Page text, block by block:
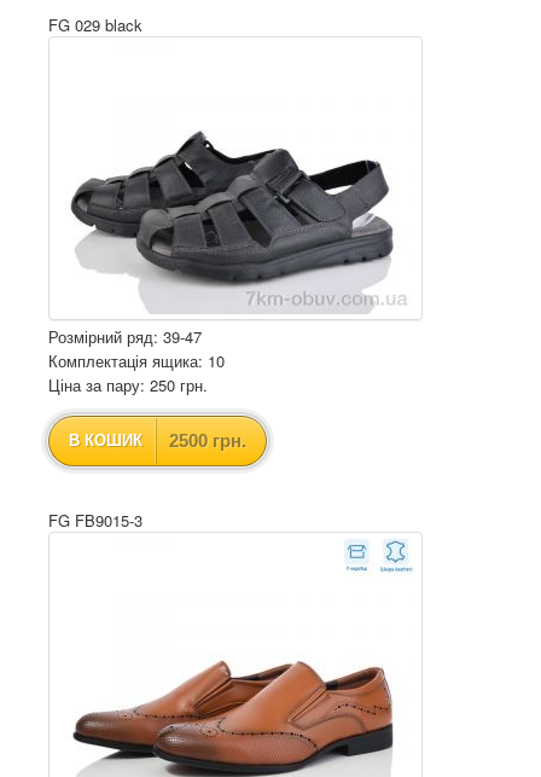
FG 029 black
Розмірний ряд: 39-47
Комплектація ящика: 10
Ціна за пару: 250 грн.
В КОШИК 2500 грн.
FG FB9015-3